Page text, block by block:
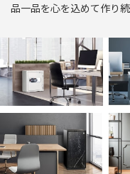
品一品を心を込めて作り続